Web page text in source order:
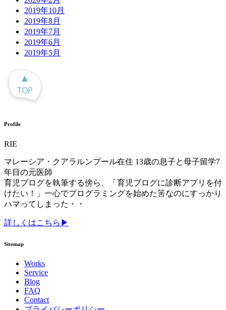
2019年10月
2019年8月
2019年7月
2019年6月
2019年5月
Profile
RIE
マレーシア・クアラルンプール在住 13歳の息子と母子留学7
年目の元医師
育児ブログを執筆する傍ら、「育児ブログに診断アプリを付
けたい！」一心でプログラミングを始めた筈なのにすっかり
ハマってしまった・・
詳しくはこちら▶
Sitemap
Works
Service
Blog
FAQ
Contact